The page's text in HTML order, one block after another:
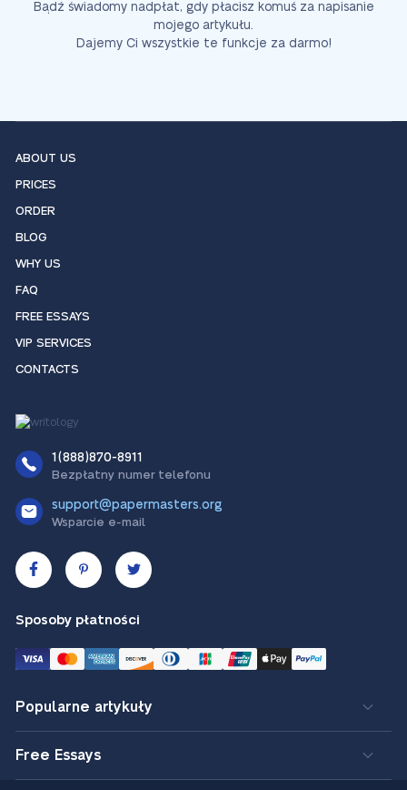
Bądź świadomy nadpłat, gdy płacisz komuś za napisanie
mojego artykułu.
Dajemy Ci wszystkie te funkcje za darmo!
ABOUT US
PRICES
ORDER
BLOG
WHY US
FAQ
FREE ESSAYS
VIP SERVICES
CONTACTS
1(888)870-8911
Bezpłatny numer telefonu
support@papermasters.org
Wsparcie e-mail
Sposoby płatności
Popularne artykuły
Free Essays